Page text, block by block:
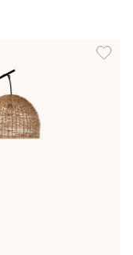
Lägg